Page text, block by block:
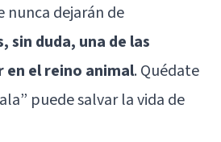
nunca dejarán de
sin duda, una de las
en el reino animal. Quédate
puede salvar la vida de